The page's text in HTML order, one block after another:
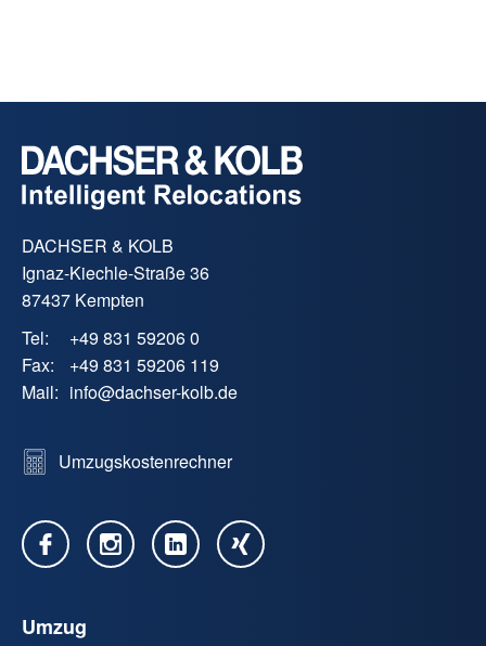
DACHSER & KOLB
Ignaz-Kiechle-Straße 36
87437 Kempten
Tel:
+49 831 59206 0
Fax:
+49 831 59206 119
Mail: info@dachser-kolb.de
Umzugskostenrechner
Umzug